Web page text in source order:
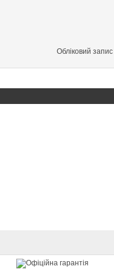
Обліковий запис